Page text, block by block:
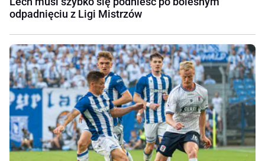
odpadnięciu z Ligi Mistrzów